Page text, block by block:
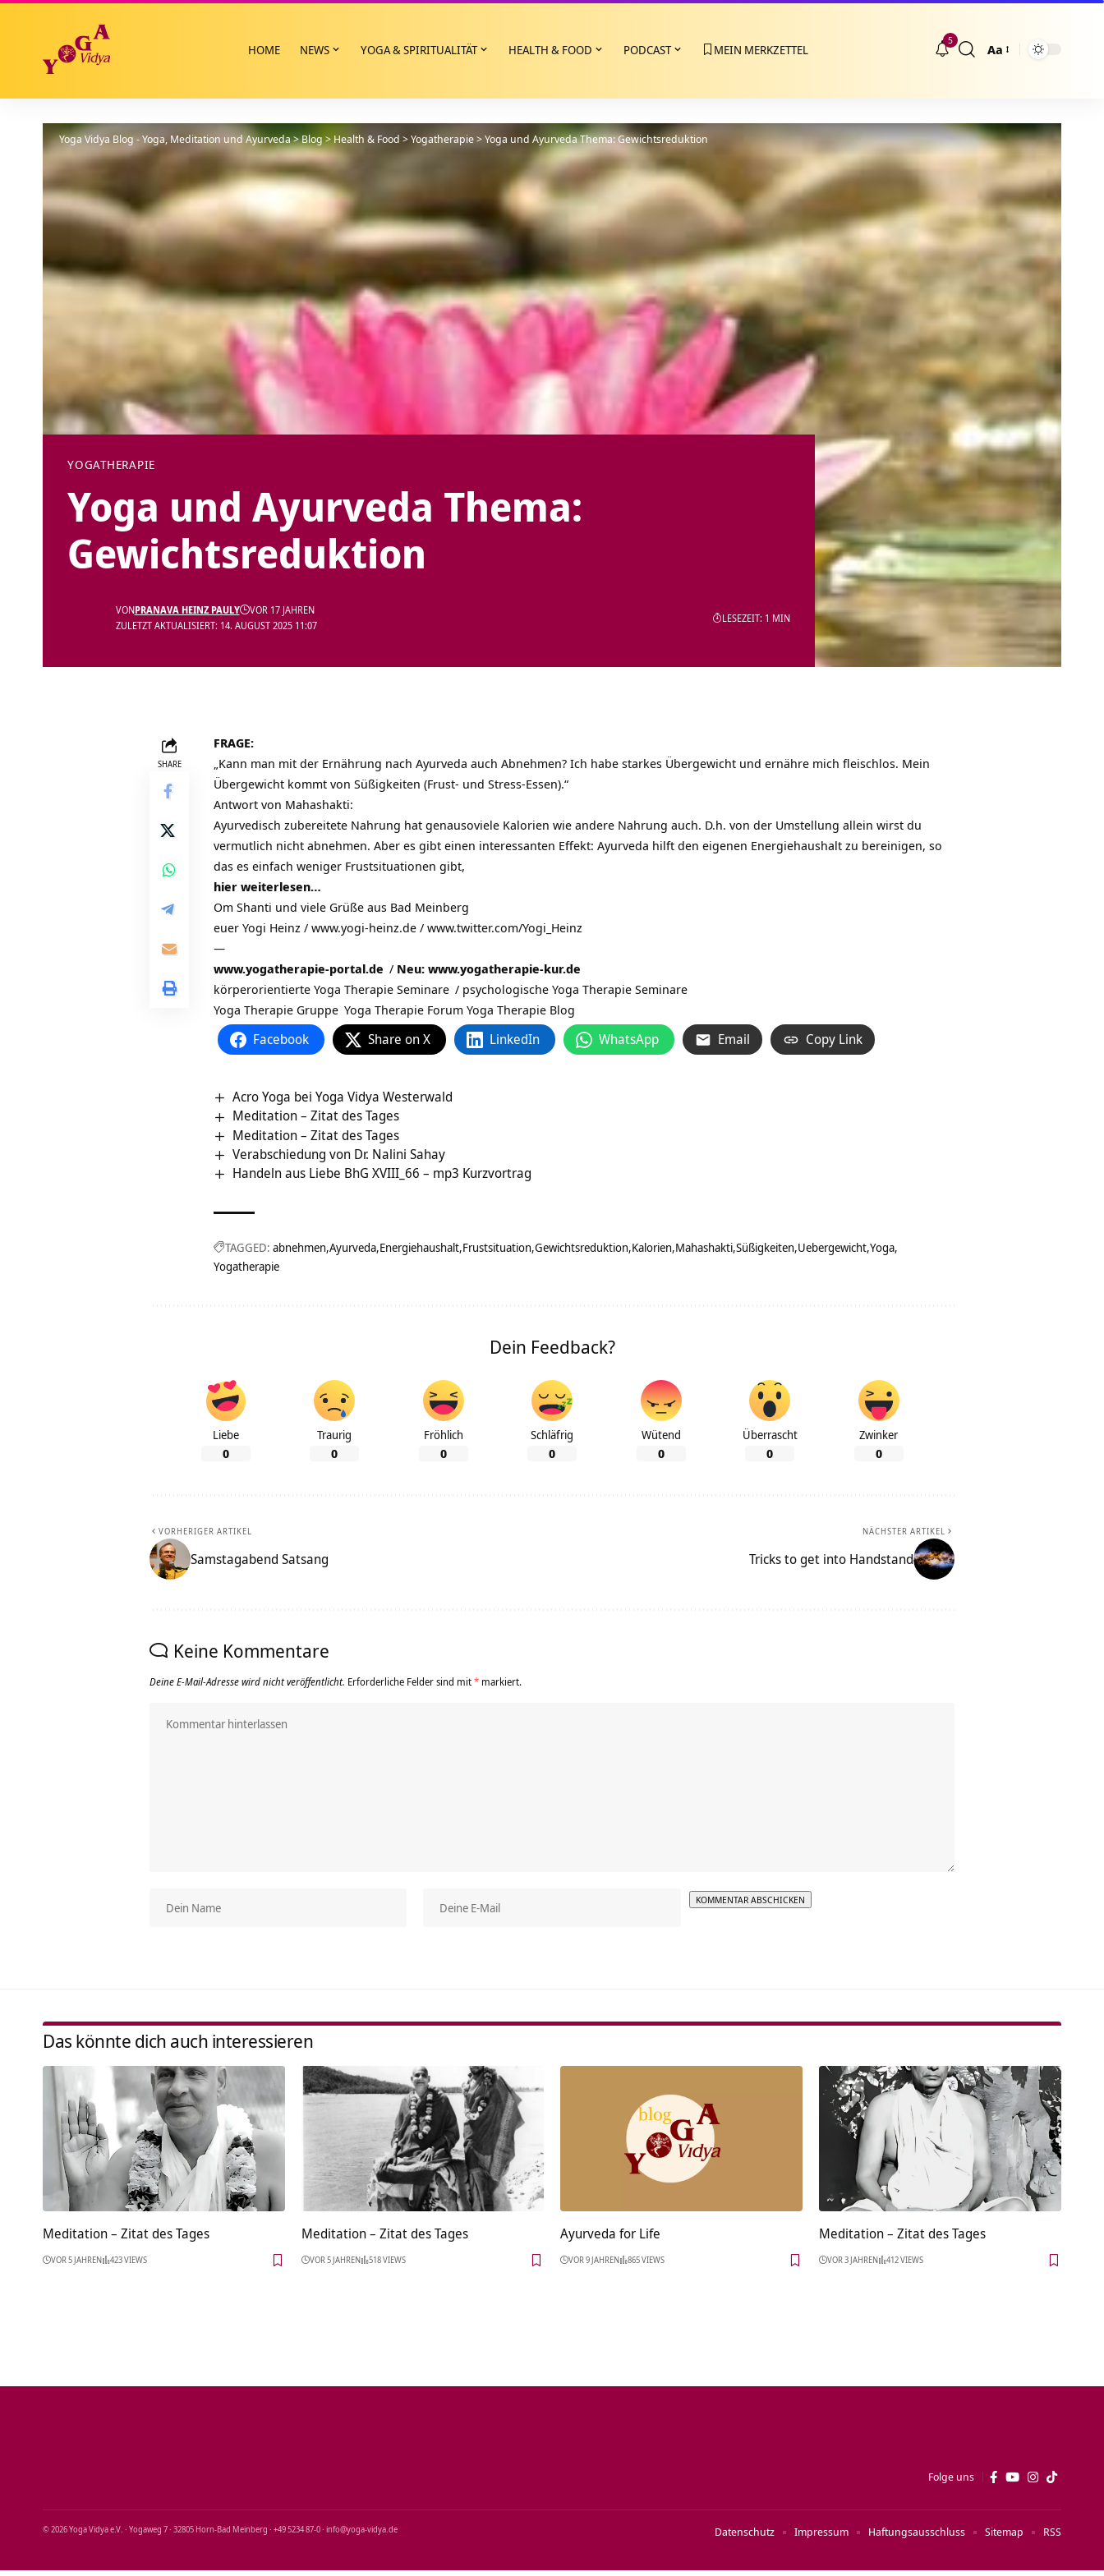
HOME NEWS YOGA & SPIRITUALITÄT HEALTH & FOOD PODCAST MEIN MERKZETTEL
5
Größenänderung
Aa
Yoga Vidya Blog - Yoga, Meditation und Ayurveda>Blog>Health & Food >Yogatherapie>Yoga und Ayurveda Thema: Gewichtsreduktion
YOGATHERAPIE
Yoga und Ayurveda Thema:
Gewichtsreduktion
ZULETZT AKTUALISIERT: 14. AUGUST 2025 11:07
VONPRANAVA HEINZ PAULY VOR 17 JAHREN
LESEZEIT: 1 MIN
SHARE
FRAGE:
„Kann man mit der Ernährung nach Ayurveda auch Abnehmen? Ich habe starkes Übergewicht und ernähre mich fleischlos. Mein
Übergewicht kommt von Süßigkeiten (Frust- und Stress-Essen).“
Antwort von Mahashakti:
Ayurvedisch zubereitete Nahrung hat genausoviele Kalorien wie andere Nahrung auch. D.h. von der Umstellung allein wirst du
vermutlich nicht abnehmen. Aber es gibt einen interessanten Effekt: Ayurveda hilft den eigenen Energiehaushalt zu bereinigen, so
das es einfach weniger Frustsituationen gibt,
hier weiterlesen…
Om Shanti und viele Grüße aus Bad Meinberg
euer Yogi Heinz / www.yogi-heinz.de / www.twitter.com/Yogi_Heinz
—
www.yogatherapie-portal.de / Neu: www.yogatherapie-kur.de
körperorientierte Yoga Therapie Seminare / psychologische Yoga Therapie Seminare
Yoga Therapie Gruppe Yoga Therapie Forum Yoga Therapie Blog
Facebook Share on X LinkedIn WhatsApp Email Copy Link
Acro Yoga bei Yoga Vidya Westerwald
Meditation – Zitat des Tages
Meditation – Zitat des Tages
Verabschiedung von Dr. Nalini Sahay
Handeln aus Liebe BhG XVIII_66 – mp3 Kurzvortrag
TAGGED: abnehmen Ayurveda Energiehaushalt Frustsituation Gewichtsreduktion Kalorien Mahashakti Süßigkeiten Uebergewicht Yoga
Yogatherapie
Dein Feedback?
Liebe
0
Traurig
0
Fröhlich
0
Schläfrig
0
Wütend
0
Überrascht
0
Zwinker
0
VORHERIGER ARTIKEL
Samstagabend Satsang
NÄCHSTER ARTIKEL
Tricks to get into Handstand
Keine Kommentare
Deine E-Mail-Adresse wird nicht veröffentlicht. Erforderliche Felder sind mit* markiert.
Das könnte dich auch interessieren
Meditation – Zitat des Tages
VOR 5 JAHREN 423 VIEWS
Meditation – Zitat des Tages
VOR 5 JAHREN 518 VIEWS
Ayurveda for Life
VOR 9 JAHREN 865 VIEWS
Meditation – Zitat des Tages
VOR 3 JAHREN 412 VIEWS
Folge uns
© 2026 Yoga Vidya e.V. · Yogaweg 7 · 32805 Horn‑Bad Meinberg · +49 5234 87‑0 · info@yoga‑vidya.de Datenschutz Impressum Haftungsausschluss Sitemap RSS